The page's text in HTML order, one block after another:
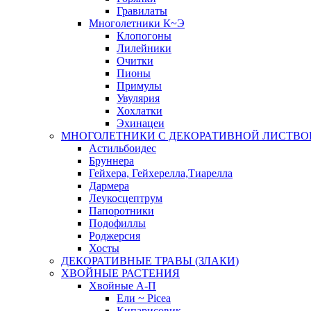
Гравилаты
Многолетники К~Э
Клопогоны
Лилейники
Очитки
Пионы
Примулы
Увулярия
Хохлатки
Эхинацеи
МНОГОЛЕТНИКИ С ДЕКОРАТИВНОЙ
Астильбоидес
Бруннера
Гейхера, Гейхерелла,Тиарелла
Дармера
Леукосцептрум
Папоротники
Подофиллы
Роджерсия
Хосты
ДЕКОРАТИВНЫЕ ТРАВЫ (ЗЛАКИ)
ХВОЙНЫЕ РАСТЕНИЯ
Хвойные А-П
Ели ~ Picea